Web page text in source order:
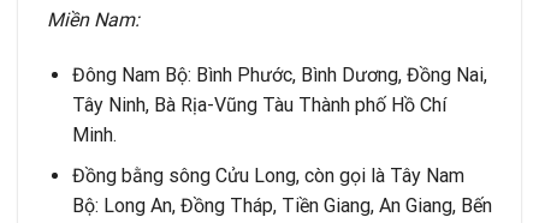
Miền Nam:
Đông Nam Bộ: Bình Phước, Bình Dương, Đồng Nai,
Tây Ninh, Bà Rịa-Vũng Tàu Thành phố Hồ Chí
Minh.
Đồng bằng sông Cửu Long, còn gọi là Tây Nam
Bộ: Long An, Đồng Tháp, Tiền Giang, An Giang, Bến